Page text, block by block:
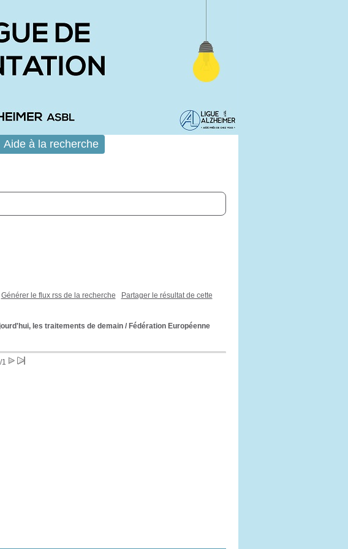
Générer le flux rss de la recherche
Partager le résultat de cette
les traitements de demain/ Fédération Européenne
1
Aide à la recherche